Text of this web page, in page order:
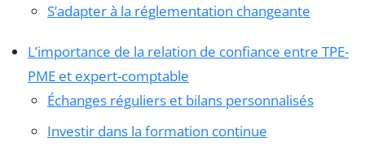
S’adapter à la réglementation changeante
L’importance de la relation de confiance entre TPE-
PME et expert-comptable
Échanges réguliers et bilans personnalisés
Investir dans la formation continue